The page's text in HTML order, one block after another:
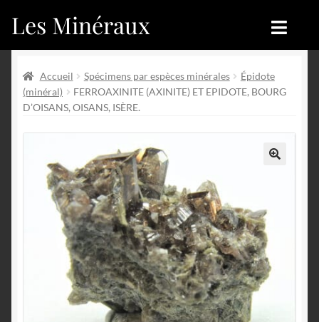
Aller
à
navigation
Aller
au
Les Minéraux
Catégories
Nouveautés
Mon compte
Boutique
Nouveautés
Contactez-nous
Accueil Spécimens par espèces minérales
Épidote
(minéral)
FERROAXINITE (AXINITE) ET EPIDOTE, BOURG
D’OISANS, OISANS, ISÈRE.